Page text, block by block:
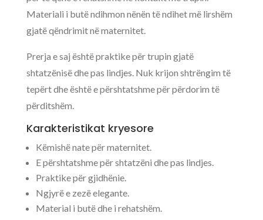
Materiali i butë ndihmon nënën të ndihet më lirshëm
gjatë qëndrimit në maternitet.
Prerja e saj është praktike për trupin gjatë
shtatzënisë dhe pas lindjes. Nuk krijon shtrëngim të
tepërt dhe është e përshtatshme për përdorim të
përditshëm.
Karakteristikat kryesore
Këmishë nate për maternitet.
E përshtatshme për shtatzëni dhe pas lindjes.
Praktike për gjidhënie.
Ngjyrë e zezë elegante.
Material i butë dhe i rehatshëm.